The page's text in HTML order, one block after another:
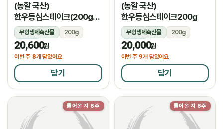
(농할 국산)
한우등심스테이크(200g/
암소)
무항생제축산물
200g
냉장
20,600원
이번 주 8개 담았어요
담기
(농할 국산)
한우등심스테이크200g
무항생제축산물
200g
냉장
20,000원
이번 주 9개 담았어요
담기
들어온 지 6주 들어온 지 6주